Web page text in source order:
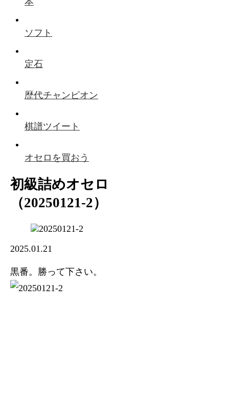
ソフト
定石
歴代チャンピオン
棋譜ツイート
オセロを買おう
初級詰めオセロ
（20250121-2）
2025.01.21
黒番。勝って下さい。